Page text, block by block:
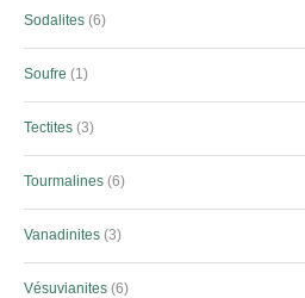
Sodalites 6
Soufre 1
Tectites 3
Tourmalines 6
Vanadinites 3
Vésuvianites 6